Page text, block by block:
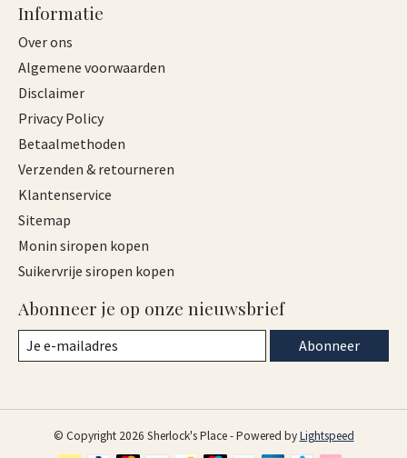
Informatie
Over ons
Algemene voorwaarden
Disclaimer
Privacy Policy
Betaalmethoden
Verzenden & retourneren
Klantenservice
Sitemap
Monin siropen kopen
Suikervrije siropen kopen
Abonneer je op onze nieuwsbrief
Abonneer
© Copyright 2026 Sherlock's Place - Powered byLightspeed